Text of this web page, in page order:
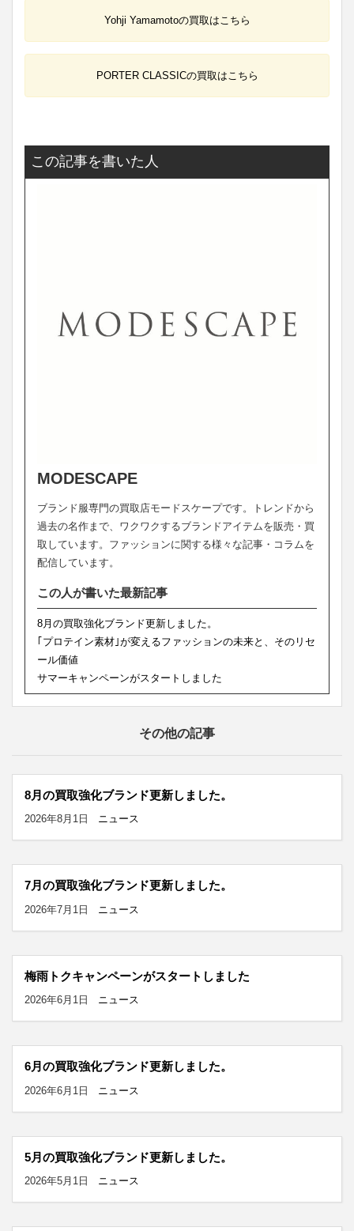
Yohji Yamamotoの買取はこちら
PORTER CLASSICの買取はこちら
この記事を書いた人
MODESCAPE
ブランド服専門の買取店モードスケープです。トレンドから
過去の名作まで、ワクワクするブランドアイテムを販売・買
取しています。ファッションに関する様々な記事・コラムを
配信しています。
この人が書いた最新記事
8月の買取強化ブランド更新しました。
｢プロテイン素材｣が変えるファッションの未来と、そのリセ
ール価値
サマーキャンペーンがスタートしました
その他の記事
8月の買取強化ブランド更新しました。
2026年8月1日 ニュース
7月の買取強化ブランド更新しました。
2026年7月1日 ニュース
梅雨トクキャンペーンがスタートしました
2026年6月1日 ニュース
6月の買取強化ブランド更新しました。
2026年6月1日 ニュース
5月の買取強化ブランド更新しました。
2026年5月1日 ニュース